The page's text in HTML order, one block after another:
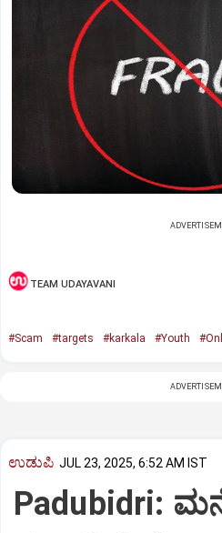
TEAM UDAYAVANI
#Scam #targets #karkala #Youth
ಉಡುಪಿ JUL 23, 2025, 6:52 AM IST
Padubidri: